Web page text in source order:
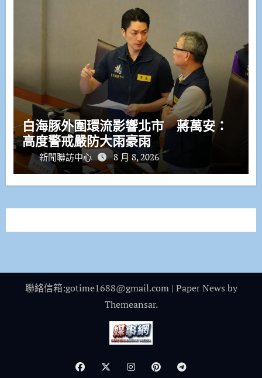
白海豚外圍環流影響北市 蔣萬安：
高度警戒嚴防大雨豪雨
新聞聯訪中心 8 月 8, 2026
聯絡信箱:gotime1688@gmail.com | Paper News by
Themeansar.